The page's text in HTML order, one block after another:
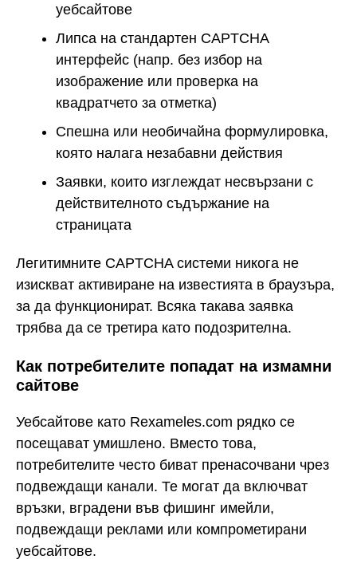
уебсайтове
Липса на стандартен CAPTCHA
интерфейс (напр. без избор на
изображение или проверка на
квадратчето за отметка)
Спешна или необичайна формулировка,
която налага незабавни действия
Заявки, които изглеждат несвързани с
действителното съдържание на
страницата
Легитимните CAPTCHA системи никога не
изискват активиране на известията в браузъра,
за да функционират. Всяка такава заявка
трябва да се третира като подозрителна.
Как потребителите попадат на измамни
сайтове
Уебсайтове като Rexameles.com рядко се
посещават умишлено. Вместо това,
потребителите често биват пренасочвани чрез
подвеждащи канали. Те могат да включват
връзки, вградени във фишинг имейли,
подвеждащи реклами или компрометирани
уебсайтове.